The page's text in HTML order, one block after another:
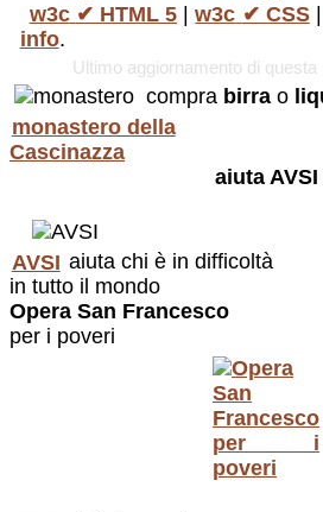
w3c ✔ HTML 5 |w3c ✔ CSS|
info.
Ultimo aggiornamento di questa
compra birrao
monastero della
Cascinazza
aiuta AVSI
AVSI aiuta chi è in difficoltà
in tutto il mondo
Opera San Francesco
per i poveri